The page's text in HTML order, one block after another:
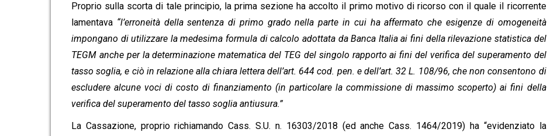
Proprio sulla scorta di tale principio, la prima sezione ha accolto il primo motivo di ricorso con il quale il ricorrente
lamentava “l’erroneità della sentenza di primo grado nella parte in cui ha affermato che esigenze di omogeneità
impongano di utilizzare la medesima formula di calcolo adottata da Banca Italia ai fini della rilevazione statistica del
TEGM anche per la determinazione matematica del TEG del singolo rapporto ai fini del verifica del superamento del
tasso soglia, e ciò in relazione alla chiara lettera dell’art. 644 cod. pen. e dell’art. 32 L. 108/96, che non consentono di
escludere alcune voci di costo di finanziamento (in particolare la commissione di massimo scoperto) ai fini della
verifica del superamento del tasso soglia antiusura.”
La Cassazione, proprio richiamando Cass. S.U. n. 16303/2018 (ed anche Cass. 1464/2019) ha “evidenziato la